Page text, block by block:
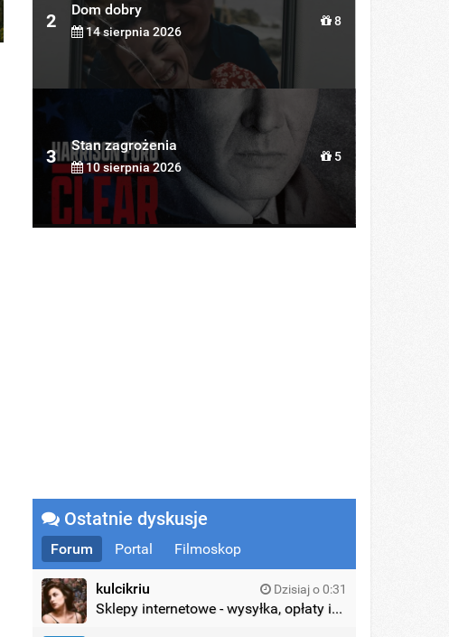
2
Dom dobry
14 sierpnia 2026
8
3
Stan zagrożenia
10 sierpnia 2026
5
Ostatnie dyskusje
Forum Portal Filmoskop
kulcikriu Dzisiaj o 0:31
Sklepy internetowe - wysyłka, opłaty itd.